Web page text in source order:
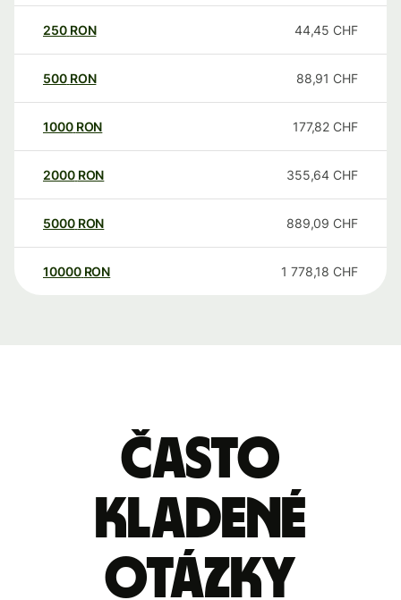
250 RON 44,45 CHF
500 RON 88,91 CHF
1000 RON 177,82 CHF
2000 RON 355,64 CHF
5000 RON 889,09 CHF
10000 RON 1 778,18 CHF
Často
kladené
otázky